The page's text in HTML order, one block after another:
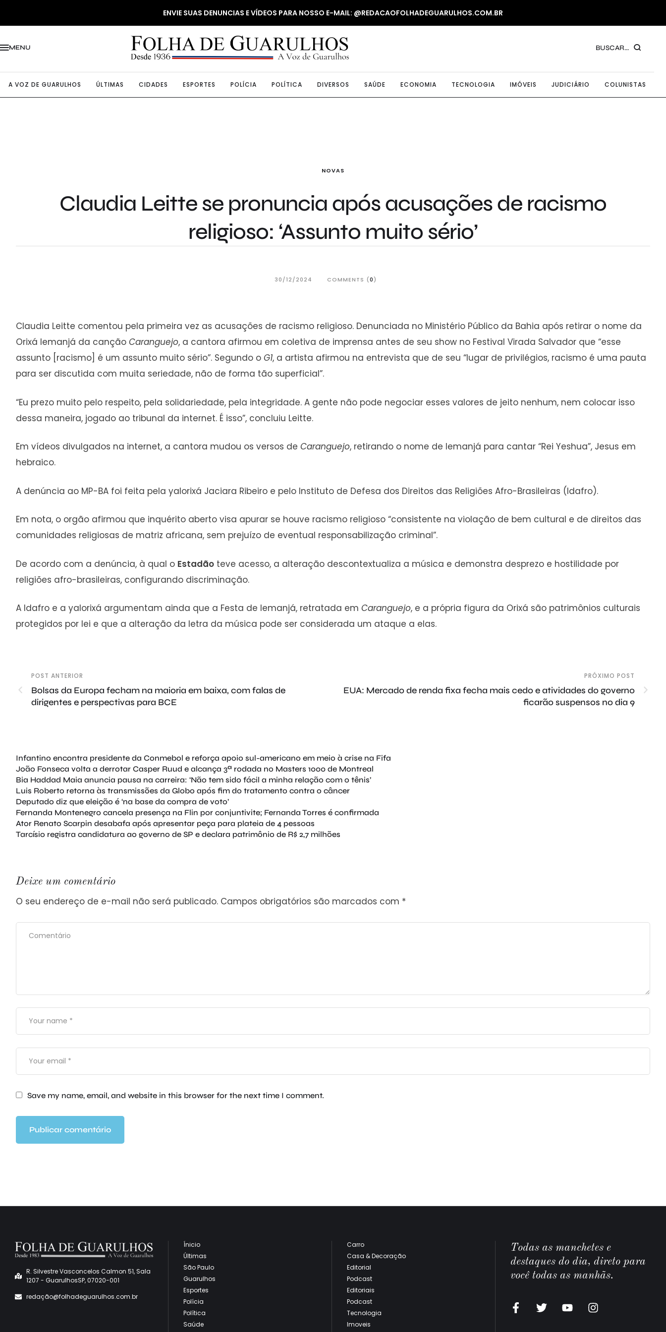
ENVIE SUAS DENUNCIAS E VÍDEOS PARA NOSSO E-MAIL: @REDACAOFOLHADEGUARULHOS.COM.BR
MENU BUSCAR...
A VOZ DE GUARULHOS ÚLTIMAS CIDADES ESPORTES POLÍCIA POLÍTICA DIVERSOS SAÚDE ECONOMIA TECNOLOGIA IMÓVEIS JUDICIÁRIO COLUNISTAS
NOVAS
Claudia Leitte se pronuncia após acusações de racismo
religioso: ‘Assunto muito sério’
30/12/2024 COMMENTS (0)
Claudia Leitte comentou pela primeira vez as acusações de racismo religioso. Denunciada no Ministério Público da Bahia após retirar o nome da
Orixá Iemanjá da canção Caranguejo, a cantora afirmou em coletiva de imprensa antes de seu show no Festival Virada Salvador que “esse
assunto [racismo] é um assunto muito sério”. Segundo o G1, a artista afirmou na entrevista que de seu “lugar de privilégios, racismo é uma pauta
para ser discutida com muita seriedade, não de forma tão superficial”.
“Eu prezo muito pelo respeito, pela solidariedade, pela integridade. A gente não pode negociar esses valores de jeito nenhum, nem colocar isso
dessa maneira, jogado ao tribunal da internet. É isso”, concluiu Leitte.
Em vídeos divulgados na internet, a cantora mudou os versos de Caranguejo, retirando o nome de Iemanjá para cantar “Rei Yeshua”, Jesus em
hebraico.
A denúncia ao MP-BA foi feita pela yalorixá Jaciara Ribeiro e pelo Instituto de Defesa dos Direitos das Religiões Afro-Brasileiras (Idafro).
Em nota, o orgão afirmou que inquérito aberto visa apurar se houve racismo religioso “consistente na violação de bem cultural e de direitos das
comunidades religiosas de matriz africana, sem prejuízo de eventual responsabilização criminal”.
De acordo com a denúncia, à qual o Estadão teve acesso, a alteração descontextualiza a música e demonstra desprezo e hostilidade por
religiões afro-brasileiras, configurando discriminação.
A Idafro e a yalorixá argumentam ainda que a Festa de Iemanjá, retratada em Caranguejo, e a própria figura da Orixá são patrimônios culturais
protegidos por lei e que a alteração da letra da música pode ser considerada um ataque a elas.
POST ANTERIOR
Bolsas da Europa fecham na maioria em baixa, com falas de
dirigentes e perspectivas para BCE
PRÓXIMO POST
EUA: Mercado de renda fixa fecha mais cedo e atividades do governo
ficarão suspensos no dia 9
Infantino encontra presidente da Conmebol e reforça apoio sul-americano em meio à crise na Fifa
João Fonseca volta a derrotar Casper Ruud e alcança 3ª rodada no Masters 1000 de Montreal
Bia Haddad Maia anuncia pausa na carreira: ‘Não tem sido fácil a minha relação com o tênis’
Luis Roberto retorna às transmissões da Globo após fim do tratamento contra o câncer
Deputado diz que eleição é ‘na base da compra de voto’
Fernanda Montenegro cancela presença na Flin por conjuntivite; Fernanda Torres é confirmada
Ator Renato Scarpin desabafa após apresentar peça para plateia de 4 pessoas
Tarcísio registra candidatura ao governo de SP e declara patrimônio de R$ 2,7 milhões
Deixe um comentário
O seu endereço de e-mail não será publicado. Campos obrigatórios são marcados com *
Save my name, email, and website in this browser for the next time I comment.
R. Silvestre Vasconcelos Calmon 51, Sala
1207 - GuarulhosSP, 07020-001
redação@folhadeguarulhos.com.br
Ínicio
Últimas
São Paulo
Guarulhos
Esportes
Polícia
Política
Saúde
Carro
Casa & Decoração
Editorial
Podcast
Editoriais
Podcast
Tecnologia
Imoveis
Todas as manchetes e
destaques do dia, direto para
você todas as manhãs.